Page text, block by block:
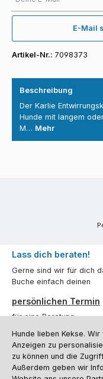
E-Mail
Artikel-Nr.: 7098373
Beschreibung
Der Karlie
Hunde mit langem
M… Mehr
Lass dich beraten!
Gerne sind wir für dich
Buche einfach deinen
persönlichen Termin
für eine Beratung.
Oder über unser
Vertrag widerrufen
Hunde lieben Kekse.
Anzeigen zu
zu können und die
Außerdem geben wir